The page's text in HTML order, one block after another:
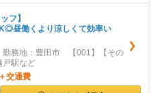
フ】
昼働くより涼しくて効率い
務地：豊田市 【001】【その
戸駅など
交通費